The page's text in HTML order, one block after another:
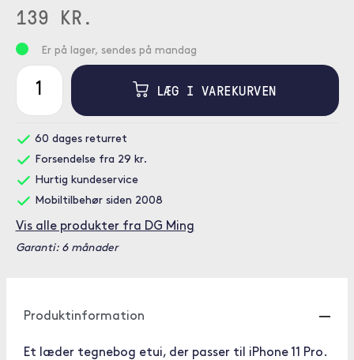
139 KR.
Er på lager, sendes på mandag
LÆG I VAREKURVEN
60 dages returret
Forsendelse fra 29 kr.
Hurtig kundeservice
Mobiltilbehør siden 2008
Vis alle produkter fra DG Ming
Garanti: 6 månader
Produktinformation
Et læder tegnebog etui, der passer til iPhone 11 Pro.